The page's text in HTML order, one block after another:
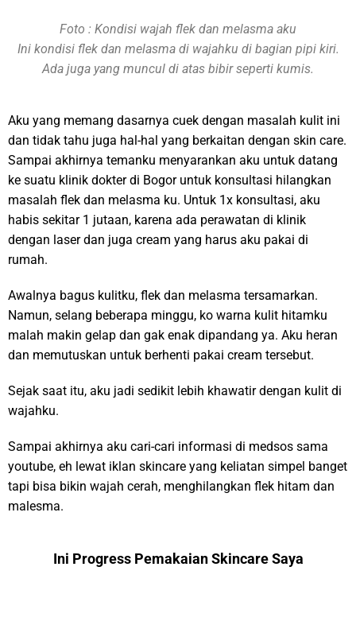
Foto : Kondisi wajah flek dan melasma aku
Ini kondisi flek dan melasma di wajahku di bagian pipi kiri.
Ada juga yang muncul di atas bibir seperti kumis.
Aku yang memang dasarnya cuek dengan masalah kulit ini
dan tidak tahu juga hal-hal yang berkaitan dengan skin care.
Sampai akhirnya temanku menyarankan aku untuk datang
ke suatu klinik dokter di Bogor untuk konsultasi hilangkan
masalah flek dan melasma ku. Untuk 1x konsultasi, aku
habis sekitar 1 jutaan, karena ada perawatan di klinik
dengan laser dan juga cream yang harus aku pakai di
rumah.
Awalnya bagus kulitku, flek dan melasma tersamarkan.
Namun, selang beberapa minggu, ko warna kulit hitamku
malah makin gelap dan gak enak dipandang ya. Aku heran
dan memutuskan untuk berhenti pakai cream tersebut.
Sejak saat itu, aku jadi sedikit lebih khawatir dengan kulit di
wajahku.
Sampai akhirnya aku cari-cari informasi di medsos sama
youtube, eh lewat iklan skincare yang keliatan simpel banget
tapi bisa bikin wajah cerah, menghilangkan flek hitam dan
malesma.
Ini Progress Pemakaian Skincare Saya